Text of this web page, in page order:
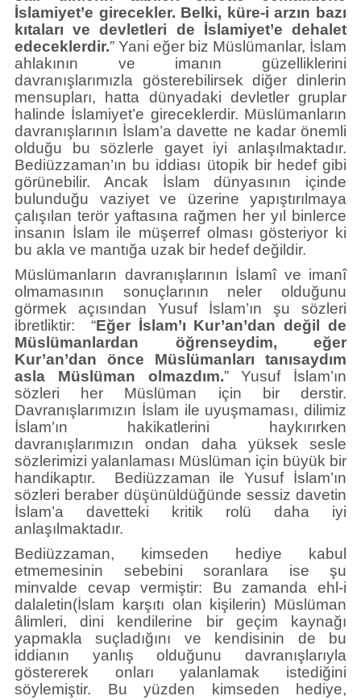
İslamiyet’e girecekler. Belki, küre-i arzın bazı
kıtaları ve devletleri de İslamiyet’e dehalet
edeceklerdir.” Yani eğer biz Müslümanlar, İslam
ahlakının ve imanın güzelliklerini
davranışlarımızla gösterebilirsek diğer dinlerin
mensupları, hatta dünyadaki devletler gruplar
halinde İslamiyet’e gireceklerdir. Müslümanların
davranışlarının İslam’a davette ne kadar önemli
olduğu bu sözlerle gayet iyi anlaşılmaktadır.
Bediüzzaman’ın bu iddiası ütopik bir hedef gibi
görünebilir. Ancak İslam dünyasının içinde
bulunduğu vaziyet ve üzerine yapıştırılmaya
çalışılan terör yaftasına rağmen her yıl binlerce
insanın İslam ile müşerref olması gösteriyor ki
bu akla ve mantığa uzak bir hedef değildir.
Müslümanların davranışlarının İslamî ve imanî
olmamasının sonuçlarının neler olduğunu
görmek açısından Yusuf İslam’ın şu sözleri
ibretliktir: “Eğer İslam’ı Kur’an’dan değil de
Müslümanlardan öğrenseydim, eğer
Kur’an’dan önce Müslümanları tanısaydım
asla Müslüman olmazdım.” Yusuf İslam’ın
sözleri her Müslüman için bir derstir.
Davranışlarımızın İslam ile uyuşmaması, dilimiz
İslam’ın hakikatlerini haykırırken
davranışlarımızın ondan daha yüksek sesle
sözlerimizi yalanlaması Müslüman için büyük bir
handikaptır. Bediüzzaman ile Yusuf İslam’ın
sözleri beraber düşünüldüğünde sessiz davetin
İslam’a davetteki kritik rolü daha iyi
anlaşılmaktadır.
Bediüzzaman, kimseden hediye kabul
etmemesinin sebebini soranlara ise şu
minvalde cevap vermiştir: Bu zamanda ehl-i
dalaletin(İslam karşıtı olan kişilerin) Müslüman
âlimleri, dini kendilerine bir geçim kaynağı
yapmakla suçladığını ve kendisinin de bu
iddianın yanlış olduğunu davranışlarıyla
göstererek onları yalanlamak istediğini
söylemiştir. Bu yüzden kimseden hediye,